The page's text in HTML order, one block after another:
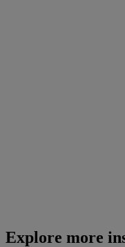
Explore more